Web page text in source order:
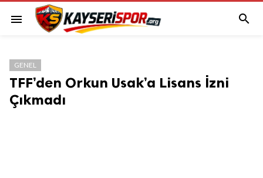
menu 
GENEL
TFF’den Orkun Usak’a Lisans İzni
Çıkmadı